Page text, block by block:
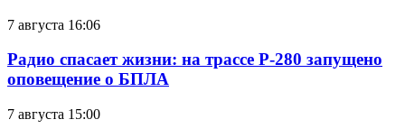
7 августа 16:06
Радио спасает жизни: на трассе Р-280 запущено
оповещение о БПЛА
7 августа 15:00